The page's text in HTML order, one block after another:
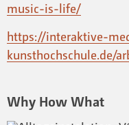
music-is-life/
https://interaktive-
kunsthochschule.de/
Why How What